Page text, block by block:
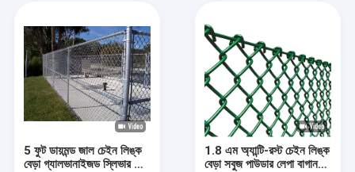
5 ফুট ডায়মন্ড জাল চেইন লিঙ্ক
বেড়া গ্যালভানাইজড স্লিভার জাল
1.8 এম অ্যান্টি-রস্ট চেইন লিঙ্ক
বেড়া সবুজ পাউডার লেপা বাগান